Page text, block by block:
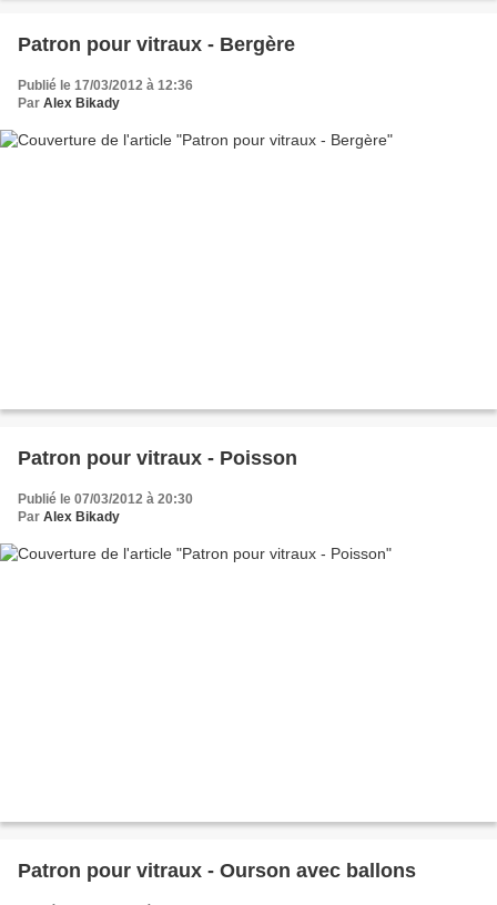
Patron pour vitraux - Bergère
Publié le 17/03/2012 à 12:36
Par Alex Bikady
Patron pour vitraux - Poisson
Publié le 07/03/2012 à 20:30
Par Alex Bikady
Patron pour vitraux - Ourson avec ballons